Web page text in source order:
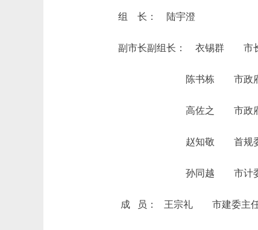
组 长： 陆宇澄
副市长副组长： 衣锡群 市长
陈书栋 市政府副
高佐之 市政府副秘书
赵知敬 首规委办
孙同越 市计委副
成 员： 王宗礼 市建委主